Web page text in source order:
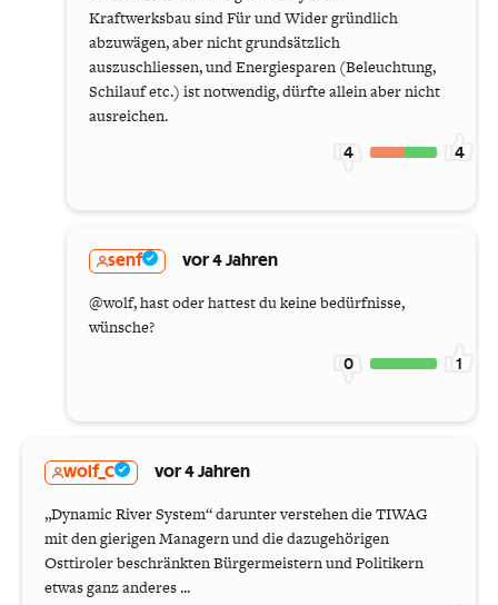
Kraftwerksbau sind Für und Wider gründlich
abzuwägen, aber nicht grundsätzlich
auszuschliessen, und Energiesparen (Beleuchtung,
Schilauf etc.) ist notwendig, dürfte allein aber nicht
ausreichen.
4 4
senf vor 4 Jahren
@wolf, hast oder hattest du keine bedürfnisse,
wünsche?
0 1
wolf_C vor 4 Jahren
„Dynamic River System“ darunter verstehen die TIWAG
mit den gierigen Managern und die dazugehörigen
Osttiroler beschränkten Bürgermeistern und Politikern
etwas ganz anderes ...